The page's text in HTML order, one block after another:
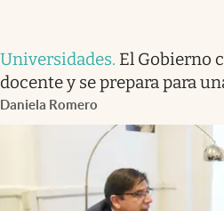
Universidades. El Gobierno
docente y se prepara para
Daniela Romero